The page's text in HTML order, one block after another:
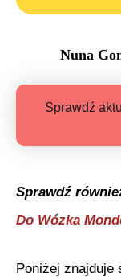
Nuna
Sprawdź
Sprawdź
Do Wózka
Poniżej znajduje